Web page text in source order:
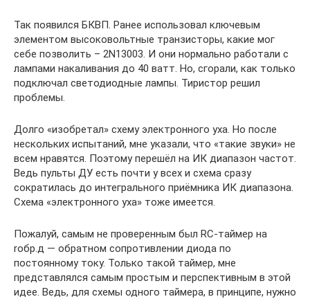
Так появился БКВП. Ранее использовал ключевым
элементом высоковольтные транзисторы, какие мог
себе позволить – 2N13003. И они нормально работали с
лампами накаливания до 40 ватт. Но, сгорали, как только
подключал светодиодные лампы. Тиристор решил
проблемы.
Долго «изобретал» схему электронного уха. Но после
нескольких испытаний, мне указали, что «такие звуки» не
всем нравятся. Поэтому перешёл на ИК диапазон частот.
Ведь пульты ДУ есть почти у всех и схема сразу
сократилась до интегрального приёмника ИК диапазона.
Схема «электронного уха» тоже имеется.
Пожалуй, самым не проверенным был RC-таймер на
rобр.д — обратном сопротивлении диода по
постоянному току. Только такой таймер, мне
представлялся самым простым и перспективным в этой
идее. Ведь, для схемы одного таймера, в принципе, нужно